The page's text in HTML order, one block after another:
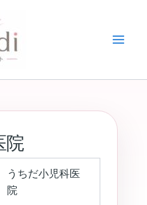
院
うちだ小児科医
院